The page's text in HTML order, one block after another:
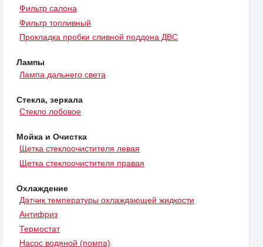
Фильтр салона
Фильтр топливный
Прокладка пробки сливной поддона ДВС
Лампы
Лампа дальнего света
Стекла, зеркала
Стекло лобовое
Мойка и Очистка
Щетка стеклоочистителя левая
Щетка стеклоочистителя правая
Охлаждение
Датчик температуры охлаждающей жидкости
Антифриз
Термостат
Насос водяной (помпа)